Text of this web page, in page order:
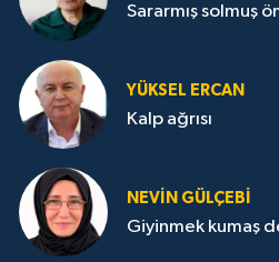
Sararmış solmuş
YÜKSEL ERCAN
Kalp ağrısı
NEVİN GÜLÇEBİ
Giyinmek kumaş